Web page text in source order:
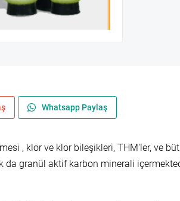
Whatsapp Paylaş
, klor ve klor bileşikleri, THM'ler, ve
granül aktif karbon minerali